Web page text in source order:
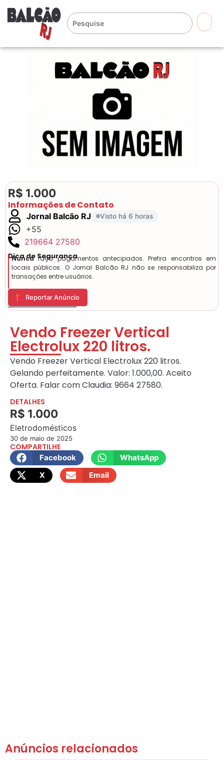
R$ 1.000
Informações de Contato
Jornal Balcão RJ Visto há 6 horas
+55
219664 27580
Dica de Segurança
Nuncafaça pagamentos antecipados. Prefira encontros em
locais públicos. O Jornal Balcão RJ não se responsabiliza por
transações entre usuários.
🚩 Reportar Anúncio
Vendo Freezer Vertical
Electrolux 220 litros.
Vendo Freezer Vertical Electrolux 220 litros.
Gelando perfeitamente. Valor: 1.000,00. Aceito
Oferta. Falar com Claudia: 9664 27580.
DETALHES
R$ 1.000
Eletrodomésticos
30 de maio de 2025
COMPARTILHE
Facebook
WhatsApp
X
Email
Anúncios relacionados